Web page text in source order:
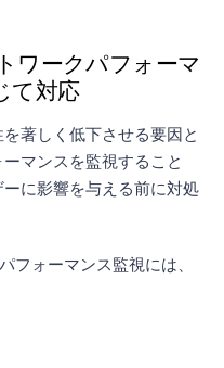
ワークパフォーマ
て対応
著しく低下させる要因と
マンスを監視すること
に影響を与える前に対処
フォーマンス監視には、